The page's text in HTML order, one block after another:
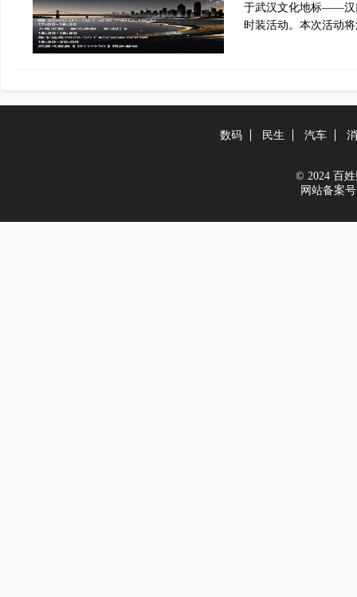
于武汉文化地标——汉
时装活动。本次活动
数码 民生 汽车
© 2024 百姓
网站备案